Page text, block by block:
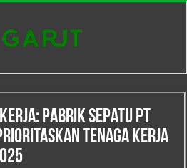
Pabrik Sepatu PT
Tenaga Kerja